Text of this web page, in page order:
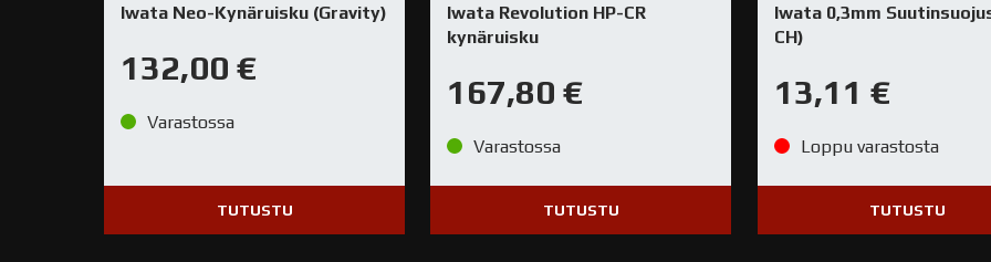
Iwata Neo-Kynäruisku (Gravity)
132,00 €
Varastossa
TUTUSTU
Iwata Revolution HP-CR
kynäruisku
167,80€
Varastossa
TUTUSTU
Iwata 0,3mm
CH)
13,11 €
Loppu varastosta
TUTUSTU